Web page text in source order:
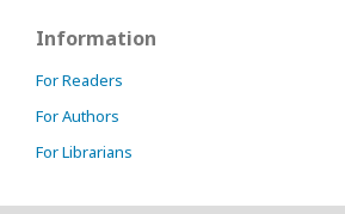
Information
For Readers
For Authors
For Librarians